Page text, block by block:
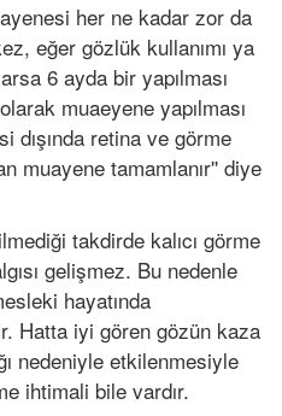
her ne kadar zor da
eğer gözlük kullanımı ya
6 ayda bir yapılması
muaeyene yapılması
dışında retina ve görme
muayene tamamlanır'' diye
takdirde kalıcı görme
gelişmez. Bu nedenle
hayatında
Hatta iyi gören gözün kaza
nedeniyle etkilenmesiyle
ihtimali bile vardır.